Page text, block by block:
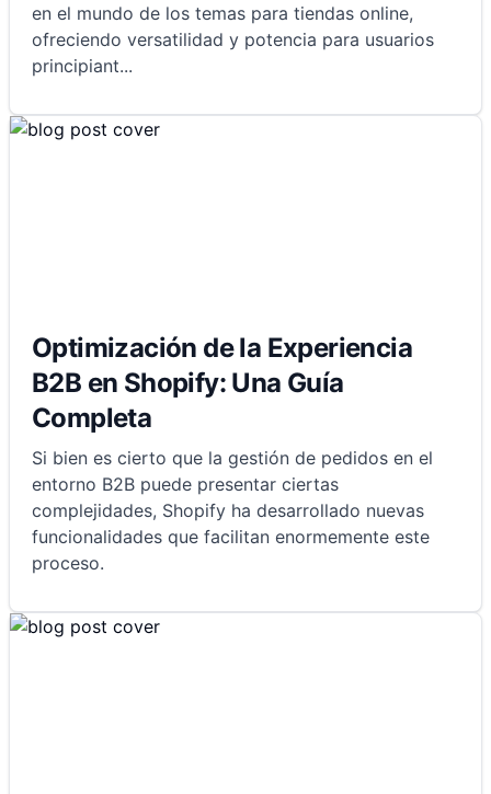
en el mundo de los temas para tiendas online,
ofreciendo versatilidad y potencia para usuarios
principiant...
Optimización de la Experiencia
B2B en Shopify: Una Guía
Completa
Si bien es cierto que la gestión de pedidos en el
entorno B2B puede presentar ciertas
complejidades, Shopify ha desarrollado nuevas
funcionalidades que facilitan enormemente este
proceso.